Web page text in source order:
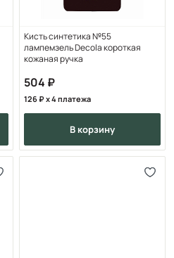
Кисть синтетика №55
лампемзель Decola короткая
кожаная ручка
504
126 x 4 платежа
в корзину